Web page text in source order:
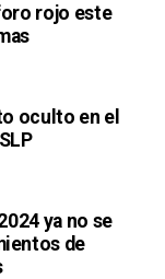
rojo este
oculto en el
ya no se
de